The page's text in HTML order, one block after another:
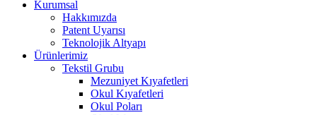
Kurumsal
Hakkımızda
Patent Uyarısı
Teknolojik Altyapı
Ürünlerimiz
Tekstil Grubu
Mezuniyet Kıyafetleri
Okul Kıyafetleri
Okul Poları